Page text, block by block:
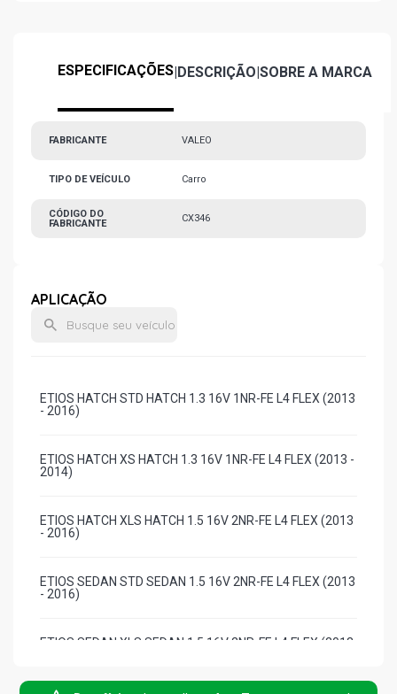
ESPECIFICAÇÕES|DESCRIÇÃO|SOBRE A MARCA
FABRICANTE VALEO
TIPO DE VEÍCULO Carro
CÓDIGO DO
FABRICANTE
CX346
APLICAÇÃO
ETIOS HATCH STD HATCH 1.3 16V 1NR-FE L4 FLEX (2013
- 2016)
ETIOS HATCH XS HATCH 1.3 16V 1NR-FE L4 FLEX (2013 -
2014)
ETIOS HATCH XLS HATCH 1.5 16V 2NR-FE L4 FLEX (2013
- 2016)
ETIOS SEDAN STD SEDAN 1.5 16V 2NR-FE L4 FLEX (2013
- 2016)
ETIOS SEDAN XLS SEDAN 1.5 16V 2NR-FE L4 FLEX (2013